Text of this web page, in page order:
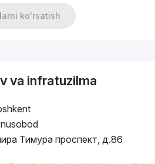
ko'rsatish
va infratuzilma
Тимура проспект, д.86